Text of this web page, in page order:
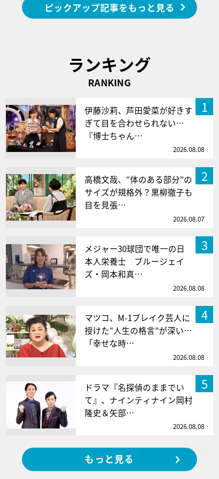
ピックアップ記事をもっと見る
ランキング
RANKING
1
伊藤沙莉、芦田愛菜が好きす
ぎて目を合わせられない…
『博士ちゃん…
2026.08.08
2
高橋文哉、“体のある部分”の
サイズが規格外？黒柳徹子も
目を見張…
2026.08.07
3
メジャー30球団で唯一の日
本人栄養士 ブルージェイ
ズ・岡本和真…
2026.08.08
4
マツコ、M-1ブレイク芸人に
授けた“人生の格言”が深い…
「幸せな時…
2026.08.08
5
ドラマ『名探偵のままでい
て』、ナインティナイン岡村
隆史＆矢部…
2026.08.08
もっと見る